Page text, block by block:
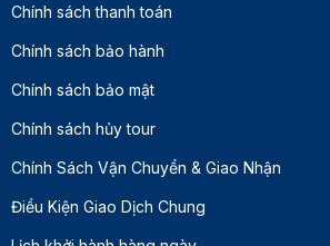
Chính sách thanh toán
Chính sách bảo hành
Chính sách bảo mật
Chính sách hủy tour
Chính Sách Vận Chuyển & Giao Nhận
Điều Kiện Giao Dịch Chung